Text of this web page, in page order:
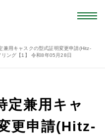
兼用キャスクの型式証明変更申請(Hitz-
ング【1】 令和8年05月28日
定兼用キャ
更申請(Hitz-